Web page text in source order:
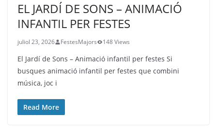
EL JARDÍ DE SONS – ANIMACIÓ
INFANTIL PER FESTES
juliol 23, 2026 FestesMajors 148 Views
El Jardí de Sons – Animació infantil per festes Si
busques animació infantil per festes que combini
música, joc i
Read More